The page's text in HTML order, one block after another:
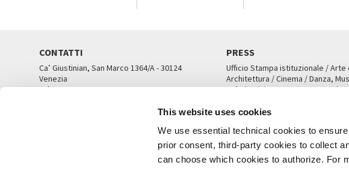
This website uses cookies
We use essential technical cookies to
prior consent, third-party cookies to collect
can choose which cookies to authorize. For
CONTATTI
Ca’ Giustinian, San Marco 1364/A - 30124
Venezia
Tel. 041 5218711
PRESS
Ufficio Stampa istituzionale / Arte
Architettura / Cinema / Danza,
Ca’ Giustinian, San Marco 1364/A,
UFFICI STAMPA